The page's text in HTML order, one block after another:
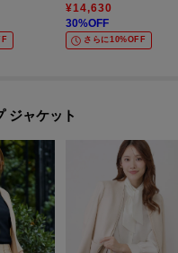
¥14,630
30%OFF
さらに10%OFF
ジャケット